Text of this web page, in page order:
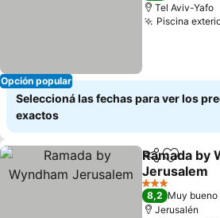
Opción popular
Tel Aviv-Yafo
Piscina
Seleccioná las fechas para ver los
exactos
Compartir
Añadir
Ramada by
Jerusalem
3 Estrellas
8,2 Muy bueno
Jerusalén